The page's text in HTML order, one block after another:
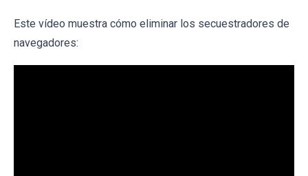
Este vídeo muestra cómo eliminar los secuestradores de
navegadores: